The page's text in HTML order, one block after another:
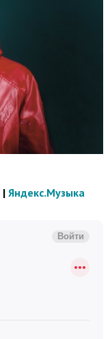
| Яндекс.Музыка